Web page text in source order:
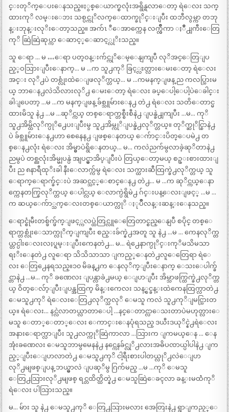
င္းတုိက္ေပးေနသည္။ႏွစ္ေယာက္စလုံးအရွိန္ရလာေတာ့ ရဲေလး သက္
ထားကုိ လမ္းေဘး သစ္ပင္ကုိလက္ေထာက္ခုိင္းျပီး ထဘီလွမ္ကာ တဘု
န္းဘုန္းလုိးေတာ့သည္။ အက်ၤ ီေအာက္ကေန လက္လ်ွဳိကာ ႏဳိ႕ျကီးေတြ
ကုိ ဆြဲဆြဲဆုပ္ကာ ေဆာင့္ေဆာင့္လုိးသည္။
သူ ေရာ … မ …ေရာ ပတ္ဝန္းက်င္ကုိေမ့ေနျကျပီ လုိအင္ေတြျပ
ည့္ဝသြားျပီးေနာက္… မ …က သူ႕ကုိ ခြင့္လႊတ္လားေမးေတာ့ ရဲေလး
အင္း လုိ႕ပဲ တစ္လုံးထဲေျဖလုိက္တယ္… မ …ကမနက္ျဖန္ ည ကလပ္သြားမ
ယ္ ဘာေန႕လဲသိလားလုိ႕ ေမးေတာ့ ရဲေလး ခပ္ေပါ့ေပါ့ပဲေခါင္း
ခါျပေတာ့ …မ …က မနက္ျဖန္ ခ်စ္သူမ်ားေန႕ တဲ႕ ရဲေလး သတိေတာင္မ
ထားမိသူ နဲ႕ …မ …ဆုိင္ကယ္ တစ္ေရာက္တစ္စီးစီနဲ႕ ျပန္ခဲ႕ျကျပီး …မ… ကုိ
သူ႕အိမ္ထိလုိက္ပုိ႕ေပးျပီးမွ သူ႕အိမ္ကုိျပန္ခဲ႕လုိက္တယ္။ တုိက္ဆုိင္စြာနဲ႕
ပဲ ခ်စ္သူမ်ားေန႕ဟာ စေနေန႕ ျဖစ္ေနတယ္ ေက်ာင္းပိတ္ေပမဲ႕ တ
စ္ေန႕လုံး ရဲေလး အိမ္မွာပဲရွိေနတယ္… မ… ကလဲညက်မွလာခဲ့ဆုိတာနဲ႕
ညမွပဲ တစ္ညလုံးအိမ္မျပန္ပဲ အျပင္မွာအိပ္ျပီးပဲ တြယ္ေတာ့မယ္ စဥ္းစားထားျ
ပီး ည ၈နာရီထုိးခါ နီးေလာက္က်မွ ရဲေလး သက္ထားဆီထြက္ခဲ႕လုိက္တယ္ သူ
ေရာက္ေရာက္ခ်င္းပဲ အဆင္သင့္ေစာင္ေန႕ တဲ႕… မ …က ဆုိင္ကယ္ေနာ
က္ကေနတက္ခြလုိက္တယ္ ေပါင္လယ္ ေလာက္ပဲရွိမဲ႕ ဂ်င္းပန္ေလးျဖင့္ …မ …
က ဆယ္ေက်ာ္သက္ေလးတစ္ေယာက္လုိ ႏုပ်ဳိလန္းဆန္းေနသည္။
ေရာင္စုံမီးတစ္ဖ်က္ဖ်က္ျဖင့္ကလပ္ထဲတြင္လူေတြေတာင္စည္ေနျပီ စပိုင္ တစ္ေ
ရာက္တစ္လုံးေသာက္လုိက္ျကျပီး စည္းခ်က္နဲ႕အတူ သူ နဲ႕ …မ … ကေနလုိက္တ
ယ္တင္ပါးေလးလႈပ္ရမ္းျပီးကေနတဲ႕… မ… ရဲ႕ေနာက္ပုိင္းကုိမသိမသာ
ရႈိးေနတဲ႕ လူေရာ သိသိသာသာ ျကည့္ေနတဲ႕လူေတြေရာ ရဲေ
လး ေတြ႕ေနရသည္။၁၀ မိခန္႕က ေနလုိက္ျပီးေနာက္ ေသးေပါက္ခ်
င္တာနဲ႕ …မ… ကုိ ခဏေလး ျပန္လာခဲ႕မယ္ ေျပာျပီး အိမ္သာဖက္ထြက္ခဲ႕လုိက္တ
ယ္ ဝိတ္ေလ်ာ့ျပီးျပန္အထြက္ မိန္းကေလး သန့္စင္ခန္းထဲကေနထြက္လာတဲ႕
ေမသူ႕ကုိ ရဲေလးေတြ႕လုိက္သလုိ ေမသူ ကလဲ သူ႕ကုိျမင္သြားတ
ယ္။ ရဲေလး… နင္လဲလာတယ္လာတာေပါ့ …နင္ေတာင္လာေသးတာပဲမဟုတ္လားေ
မသူ ေတာ္ေတာ္ေလး ေကာင္းေနပုံရသည္ ဒယီးဒယုိင္နဲ႕ရဲေလး
အနားေရာက္လာျပီး သူ႕လက္ကုိဆြဲကာလာ …သြားက ျကမယ္ေန … ေန
အုံးခဏေလး ေမသူဘာမွမေနနဲ႕ နင္ကေနခ်င္လုိ႕လားအဓိပၸာယ္ပါပါနဲ႕ ျက
ည့္ျပီးေျပာလာတဲ႕ ေမသူ႕ကုိ ငါ့ရီးစားပါတယ္လုိ႕လဲေျပာ
လုိ႕မျဖစ္ျပန္ ဘယ္မွာလဲ ျပဆုိမွ ဂြက်မည္ …မ …ကုိ ေမသူ
ေတြ႕သြားလုိ႕မျဖစ္ ရင္တထိတ္ထိတ္နဲ႕ ေမသူဆြဲေခၚလာ ခန္းမထံဲကုိ
ရဲေလး ပါသြားသည္။
မ… မ်ား သူ နဲ႕ ေမသူ႕ကုိ ေတြ႕သြားမလား အေတြးနဲ႕ ရွာျကည့္ေ